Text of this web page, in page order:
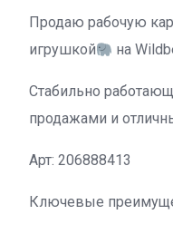
Продаю рабочую
игрушкой
на
Стабильно
продажами и
Арт: 206888413
Ключевые